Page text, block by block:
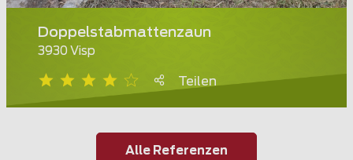
Doppelstabmattenzaun
3930 Visp
Teilen
Alle Referenzen